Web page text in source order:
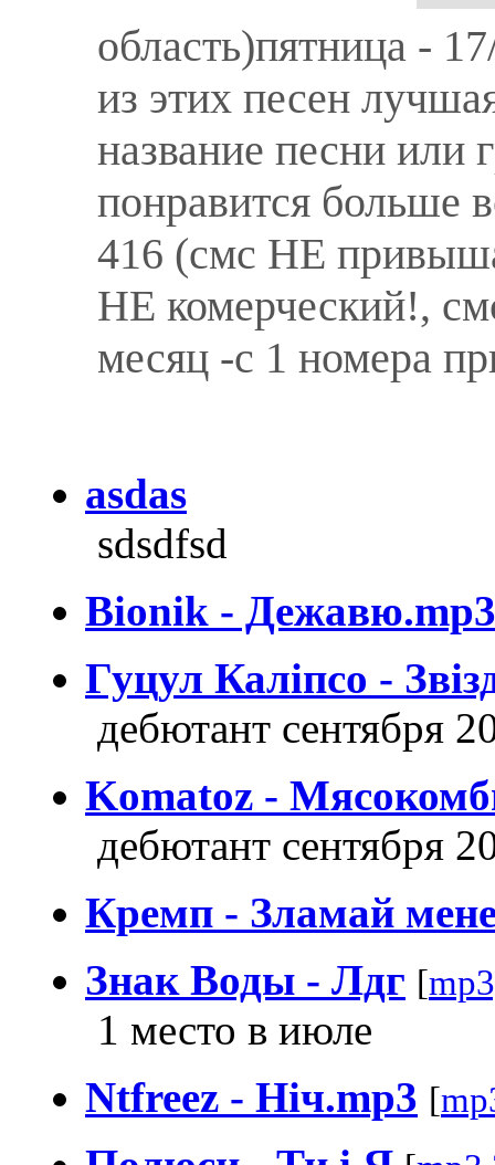
область)пятница -
из этих песен
название песни или
понравится больше
416 (смс НЕ
НЕ комерческий!,
месяц -с 1 номера
asdas
sdsdfsd
Bionik - Дежавю.mp3
Гуцул Калiпсо -
дебютант сентября
Komatoz -
дебютант сентября
Кремп - Зламай
Знак Воды - Лдг [
1 место в июле
Ntfreez - Нiч.mp3 [